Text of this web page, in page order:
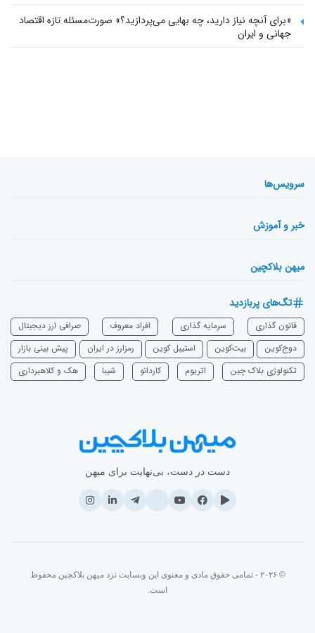
«برای آنچه نیاز دارید، چه بهایی می‌پردازید؟» صورت‌مسئله تازه اقتصاد
جهانی و ایران
سرویس‌ها
خبر و آموزش
میهن بلاکچین
تگ‌های پربازدید
قانون گذاری سرمایه‌ گذاری افراد معروف
صرافی ارز دیجیتال
دوج‌کوین
بیت‌کوین استیبل کوین رمزارز در ایران
پیش بینی بازار
تکنولوژی بلاک چین
اتریوم ‌کاردانو شیبا هک و کلاهبرداری
دست در دست، بی‌نهایت برای میهن
© ۲۰۲۶ - تمامی حقوق مادی و معنوی این وبسایت نزد میهن بلاکچین محفوظ
است.